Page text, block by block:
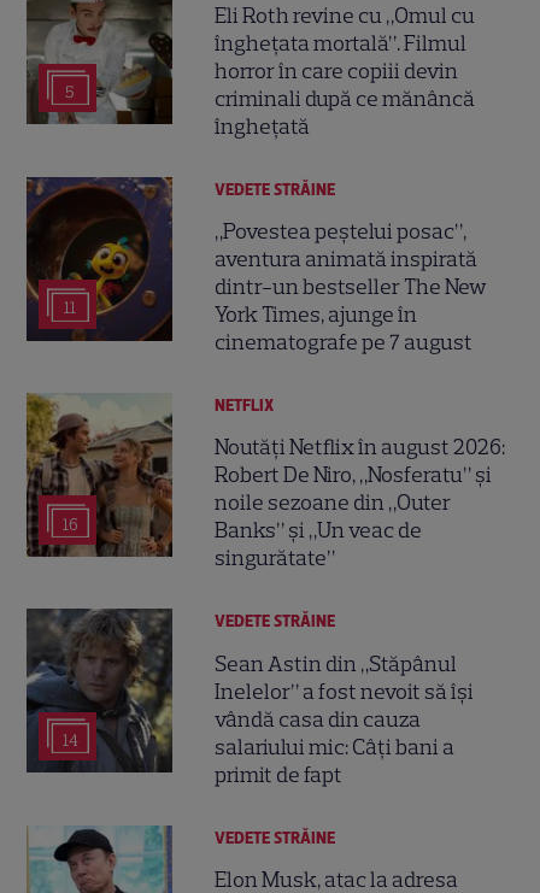
5
Eli Roth revine cu „Omul cu
înghețata mortală”. Filmul
horror în care copiii devin
criminali după ce mănâncă
înghețată
11
VEDETE STRĂINE
„Povestea peștelui posac”,
aventura animată inspirată
dintr-un bestseller The New
York Times, ajunge în
cinematografe pe 7 august
16
NETFLIX
Noutăți Netflix în august 2026:
Robert De Niro, „Nosferatu” și
noile sezoane din „Outer
Banks” și „Un veac de
singurătate”
14
VEDETE STRĂINE
Sean Astin din „Stăpânul
Inelelor” a fost nevoit să își
vândă casa din cauza
salariului mic: Câți bani a
primit de fapt
VEDETE STRĂINE
Elon Musk, atac la adresa